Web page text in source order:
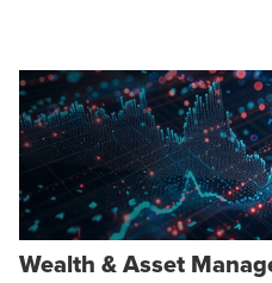
Wealth & Asset